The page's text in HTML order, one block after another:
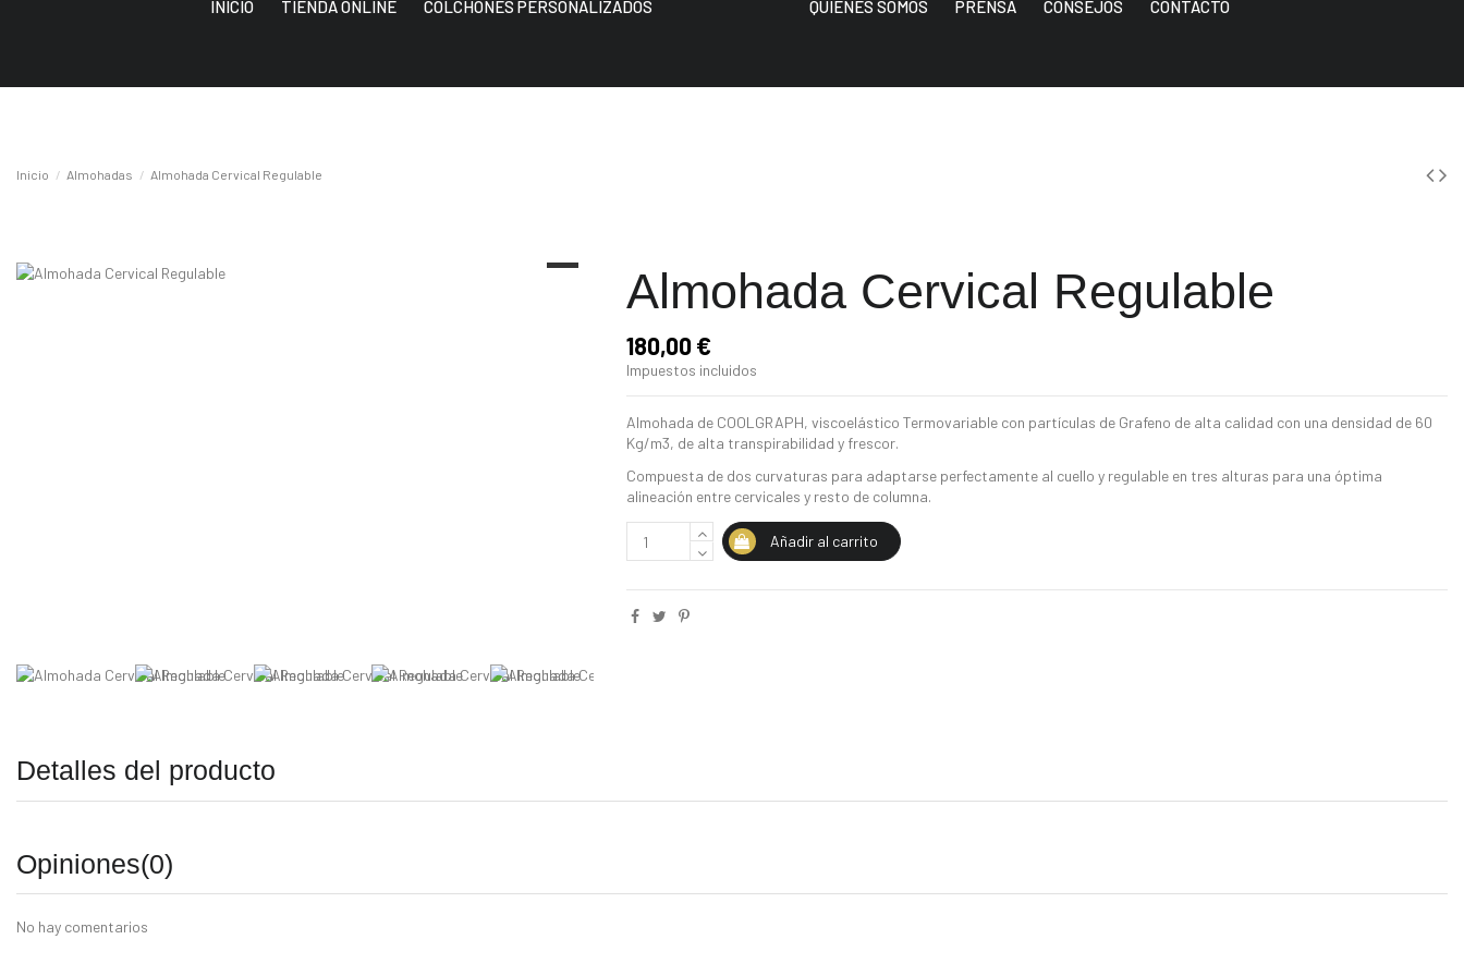
INICIO TIENDA ONLINE COLCHONES PERSONALIZADOS QUIÉNES SOMOS PRENSA CONSEJOS CONTACTO
Inicio Almohadas Almohada Cervical Regulable
Almohada Cervical Regulable
180,00 €
Impuestos incluidos
Almohada de COOLGRAPH, viscoelástico Termovariable con partículas de Grafeno de alta calidad con una densidad de 60
Kg/m3, de alta transpirabilidad y frescor.
Compuesta de dos curvaturas para adaptarse perfectamente al cuello y regulable en tres alturas para una óptima
alineación entre cervicales y resto de columna.
Añadir al carrito
Detalles del producto
Opiniones(0)
No hay comentarios